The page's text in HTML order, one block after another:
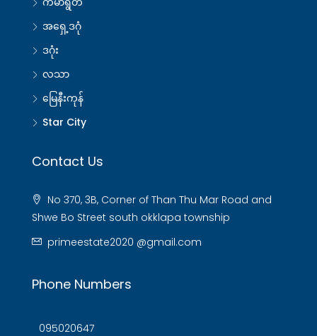
အရှေ့ဒဂုံ
ဒဂုံး
လသာ
မြေနီးကုန်
Star City
Contact Us
No 370, 3B, Corner of Than Thu Mar Road and
Shwe Bo Street south okklapa township
primeestate2020 @gmail.com
Phone Numbers
095020647